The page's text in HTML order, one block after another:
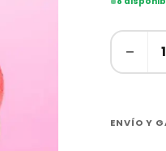
− 1
ENVÍO Y